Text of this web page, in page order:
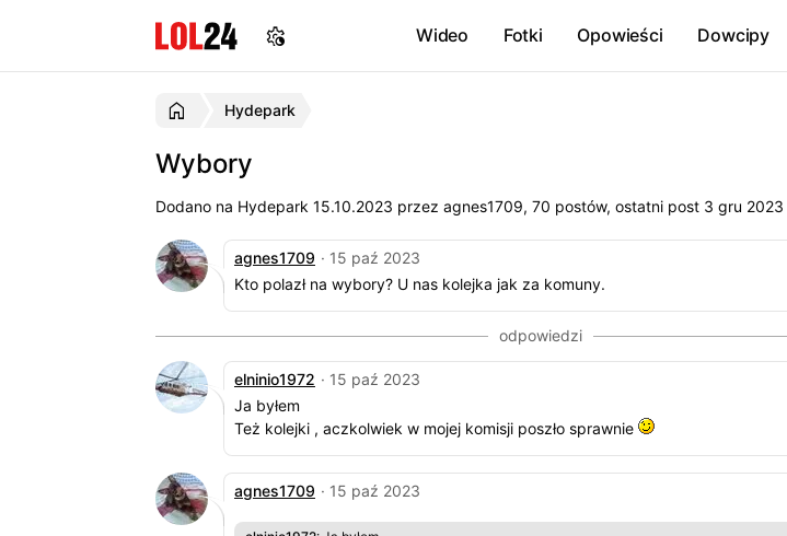
Wideo Fotki Opowieści Dowcipy
Hydepark
Wybory
Dodano na Hydepark 15.10.2023 przez agnes1709, 70 postów, ostatni post 3 gru 2023
agnes1709 · 15 paź 2023
Kto polazł na wybory? U nas kolejka jak za komuny.
elninio1972 · 15 paź 2023
Ja byłem
Też kolejki , aczkolwiek w mojej komisji poszło sprawnie
agnes1709 · 15 paź 2023